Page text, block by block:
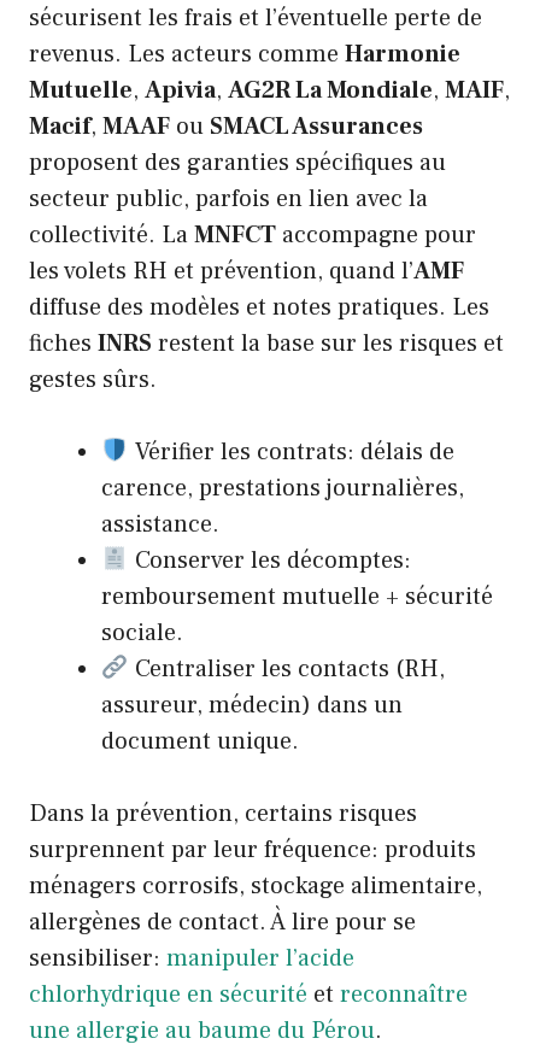
sécurisent les frais et l’éventuelle perte de
revenus. Les acteurs comme Harmonie
Mutuelle, Apivia, AG2R La Mondiale, MAIF,
Macif, MAAF ou SMACL Assurances
proposent des garanties spécifiques au
secteur public, parfois en lien avec la
collectivité. LaMNFCT accompagne pour
les volets RH et prévention, quand l’AMF
diffuse des modèles et notes pratiques. Les
fiches INRS restent la base sur les risques et
gestes sûrs.
Vérifier les contrats: délais de
carence, prestations journalières,
assistance.
Conserver les décomptes:
remboursement mutuelle + sécurité
sociale.
Centraliser les contacts (RH,
assureur, médecin) dans un
document unique.
Dans la prévention, certains risques
surprennent par leur fréquence: produits
ménagers corrosifs, stockage alimentaire,
allergènes de contact. À lire pour se
sensibiliser: manipuler l’acide
chlorhydrique en sécurité et reconnaître
une allergie au baume du Pérou.